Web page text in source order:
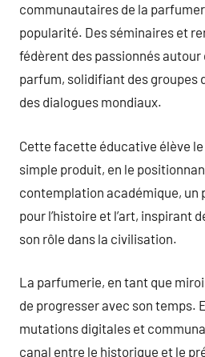
communautaires de la
popularité. Des séminaires et
fédèrent des passionnés autour
parfum, solidifiant des groupes
des dialogues mondiaux.
Cette facette éducative élève le
simple produit, en le
contemplation académique, un
pour l’histoire et l’art, inspirant
son rôle dans la civilisation.
La parfumerie, en tant que
de progresser avec son temps.
mutations digitales et
canal entre le historique et le